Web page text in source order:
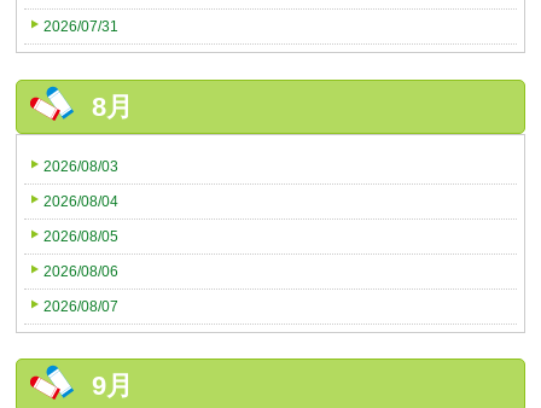
2026/07/31
8月
2026/08/03
2026/08/04
2026/08/05
2026/08/06
2026/08/07
9月